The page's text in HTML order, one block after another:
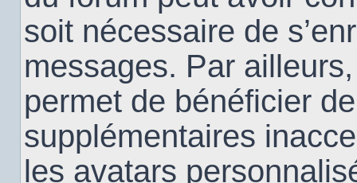
soit nécessaire de
messages. Par
permet de bénéficier
supplémentaires
les avatars